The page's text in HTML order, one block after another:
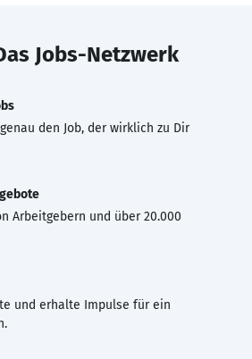
Jobs-Netzwerk
den Job, der wirklich zu Dir
Arbeitgebern und über 20.000
und erhalte Impulse für ein